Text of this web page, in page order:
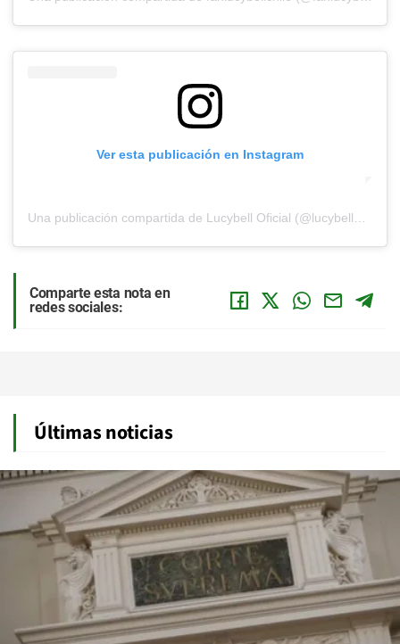
Ver esta publicación en Instagram
Comparte esta nota en
redes sociales:
Últimas noticias